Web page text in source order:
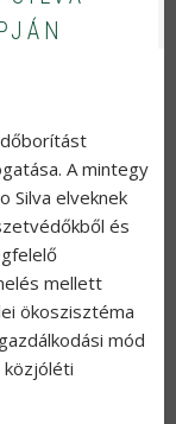
A mintegy
Silva elveknek
és
mellett
ökoszisztéma
mód